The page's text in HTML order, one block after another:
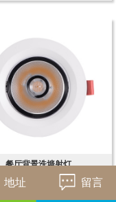
餐厅背景洗墙射灯
地址 留言